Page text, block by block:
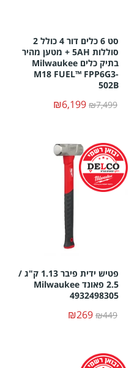
סט 6 כלים דור 4 כולל 2
סוללות 5AH + מטען מהיר
בתיק כלים Milwaukee
M18 FUEL™ FPP6G3-
502B
₪7,499
₪6,199
פטיש ידית פיבר 1.13 ק"ג /
2.5 פאונד Milwaukee
4932498305
₪449
₪269